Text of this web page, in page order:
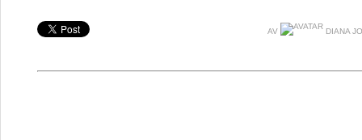
AV DIANA